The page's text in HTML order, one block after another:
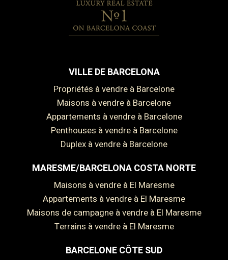
VILLE DE BARCELONA
Propriétés à vendre à Barcelone
Maisons à vendre à Barcelone
Appartements à vendre à Barcelone
Penthouses à vendre à Barcelone
Duplex à vendre à Barcelone
MARESME/BARCELONA COSTA NORTE
Maisons à vendre à El Maresme
Appartements à vendre à El Maresme
Maisons de campagne à vendre à El Maresme
Terrains à vendre à El Maresme
BARCELONE CÔTE SUD